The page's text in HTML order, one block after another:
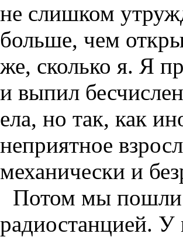
не слишком
больше, чем
же, сколько я. Я
и выпил
ела, но так, как
неприятное
механически и
Потом мы пошли
радиостанцией. У